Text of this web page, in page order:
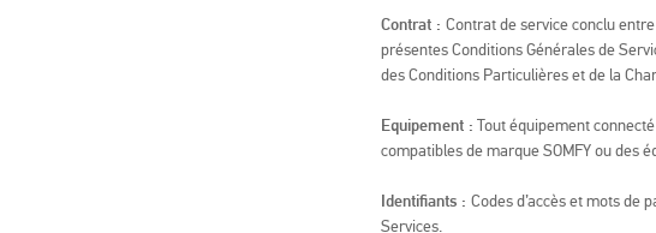
Contrat : Contrat de service conclu
présentes Conditions Générales de
des Conditions Particulières et de la
Equipement : Tout équipement
compatibles de marque SOMFY ou des
Identifiants : Codes d’accès et mots de
Services.